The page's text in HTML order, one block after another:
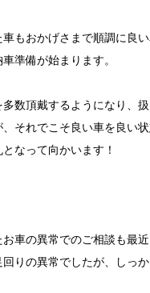
もおかげさまで順調に良
準備が始まります。
数頂戴するようになり、
それでこそ良い車を良い
なって向かいます！
車の異常でのご相談も最
りの異常でしたが、しっ